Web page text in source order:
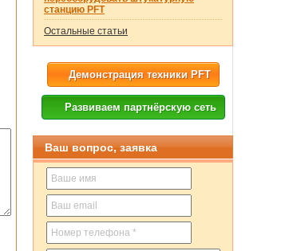
станцию PFT
Остальные статьи
Демонстрация техники PFT
Развиваем партнёрскую сеть
Ваш вопрос, заявка